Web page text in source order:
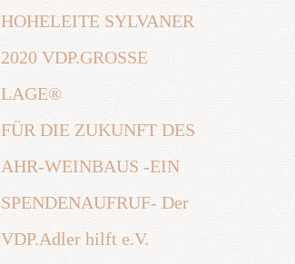
HOHELEITE SYLVANER
2020 VDP.GROSSE
LAGE®
FÜR DIE ZUKUNFT DES
AHR-WEINBAUS -EIN
SPENDENAUFRUF- Der
VDP.Adler hilft e.V.